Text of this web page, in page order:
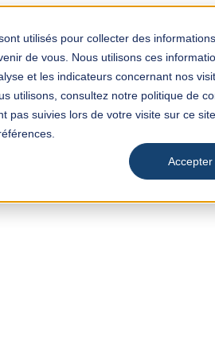
utilisés pour collecter des
de vous. Nous utilisons ces
et les indicateurs concernant nos
utilisons, consultez notre politique de
suivies lors de votre visite sur ce
Accepter